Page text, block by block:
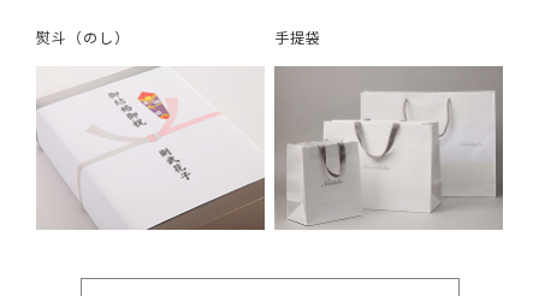
熨斗（のし） 手提袋